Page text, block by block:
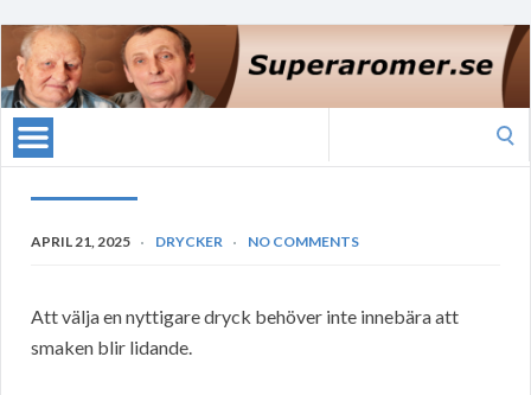
APRIL 21, 2025 DRYCKER NO COMMENTS
Att välja en nyttigare dryck behöver inte innebära att
smaken blir lidande.